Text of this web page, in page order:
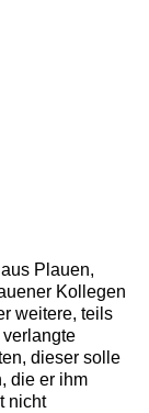
Plauen,
Kollegen
weitere, teils
dieser solle
die er ihm
nicht